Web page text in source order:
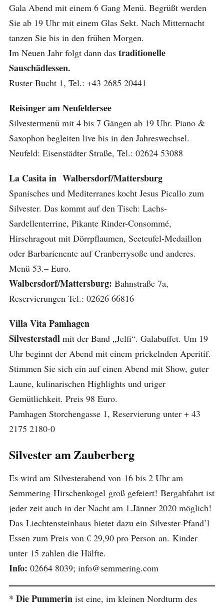
Gala Abend mit einem 6 Gang Menü. Begrüßt werden
Sie ab 19 Uhr mit einem Glas Sekt. Nach Mitternacht
tanzen Sie bis in den frühen Morgen.
Im Neuen Jahr folgt dann dastraditionelle
Sauschädlessen.
Ruster Bucht 1, Tel.: +43 2685 20441
Reisinger am Neufeldersee
Silvestermenü mit 4 bis 7 Gängen ab 19 Uhr. Piano &
Saxophon begleiten live bis in den Jahreswechsel.
Neufeld: Eisenstädter Straße, Tel.: 02624 53088
La Casita in Walbersdorf/Mattersburg
Spanisches und Mediterranes kocht Jesus Picallo zum
Silvester. Das kommt auf den Tisch: Lachs-
Sardellenterrine, Pikante Rinder-Consommé,
Hirschragout mit Dörrpflaumen, Seeteufel-Medaillon
oder Barbarienente auf Cranberrysoße und anderes.
Menü 53.– Euro.
Walbersdorf/Mattersburg: Bahnstraße 7a,
Reservierungen Tel.: 02626 66816
Villa Vita Pamhagen
Silvesterstadl mit der Band „Jelfi“. Galabuffet. Um 19
Uhr beginnt der Abend mit einem prickelnden Aperitif.
Stimmen Sie sich ein auf einen Abend mit Show, guter
Laune, kulinarischen Highlights und uriger
Gemütlichkeit. Preis 98 Euro.
Pamhagen Storchengasse 1, Reservierung unter + 43
2175 2180-0
Silvester am Zauberberg
Es wird am Silvesterabend von 16 bis 2 Uhr am
Semmering-Hirschenkogel groß gefeiert! Bergabfahrt ist
jeder zeit auch in der Nacht am 1.Jänner 2020 möglich!
Das Liechtensteinhaus bietet dazu ein Silvester-Pfand’l
Essen zum Preis von € 29,90 pro Person an. Kinder
unter 15 zahlen die Hälfte.
Info: 02664 8039; info@semmering.com
* Die Pummerinist eine, im kleinen Nordturm des